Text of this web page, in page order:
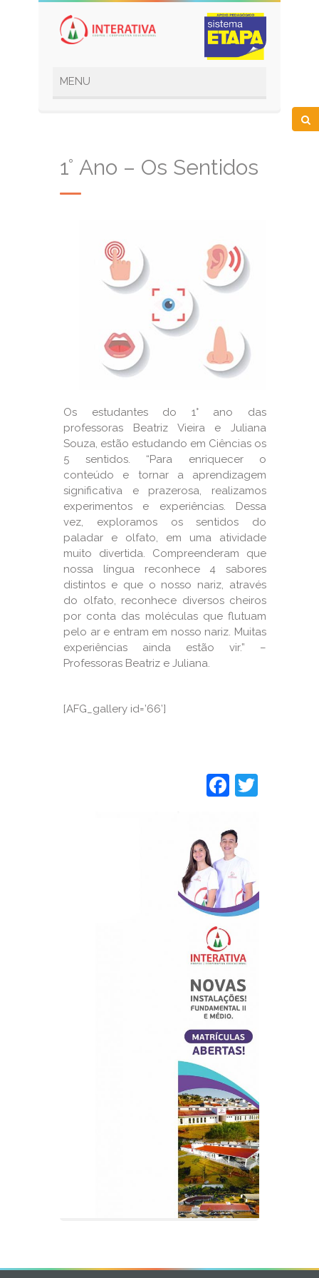
1° Ano – Os Sentidos
Os estudantes do 1° ano das
professoras Beatriz Vieira e Juliana
Souza, estão estudando em Ciências os
5 sentidos. “Para enriquecer o
conteúdo e tornar a aprendizagem
significativa e prazerosa, realizamos
experimentos e experiências. Dessa
vez, exploramos os sentidos do
paladar e olfato, em uma atividade
muito divertida. Compreenderam que
nossa língua reconhece 4 sabores
distintos e que o nosso nariz, através
do olfato, reconhece diversos cheiros
por conta das moléculas que flutuam
pelo ar e entram em nosso nariz. Muitas
experiências ainda estão vir.” –
Professoras Beatriz e Juliana.
[AFG_gallery id=’66’]